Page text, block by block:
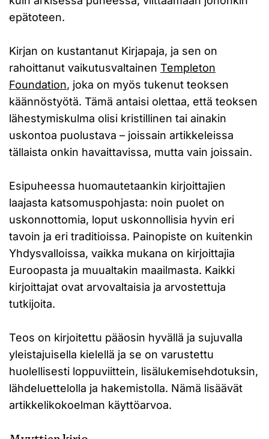
epätoteen.
Kirjan on kustantanut Kirjapaja, ja sen on
rahoittanut vaikutusvaltainen Templeton
Foundation, joka on myös tukenut teoksen
käännöstyötä. Tämä antaisi olettaa, että teoksen
lähestymiskulma olisi kristillinen tai ainakin
uskontoa puolustava – joissain artikkeleissa
tällaista onkin havaittavissa, mutta vain joissain.
Esipuheessa huomautetaankin kirjoittajien
laajasta katsomuspohjasta: noin puolet on
uskonnottomia, loput uskonnollisia hyvin eri
tavoin ja eri traditioissa. Painopiste on kuitenkin
Yhdysvalloissa, vaikka mukana on kirjoittajia
Euroopasta ja muualtakin maailmasta. Kaikki
kirjoittajat ovat arvovaltaisia ja arvostettuja
tutkijoita.
Teos on kirjoitettu pääosin hyvällä ja sujuvalla
yleistajuisella kielellä ja se on varustettu
huolellisesti loppuviittein, lisälukemisehdotuksin,
lähdeluettelolla ja hakemistolla. Nämä lisäävät
artikkelikokoelman käyttöarvoa.